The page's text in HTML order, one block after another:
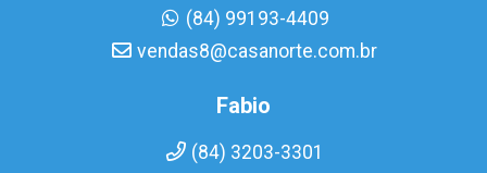
(84) 99193-4409
vendas8@casanorte.com.br
Fabio
(84) 3203-3301